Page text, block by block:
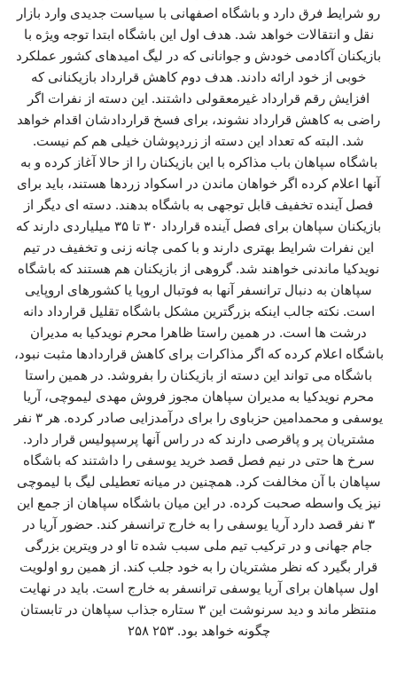
رو شرایط فرق دارد و باشگاه اصفهانی با سیاست جدیدی وارد بازار
نقل و انتقالات خواهد شد. هدف اول این باشگاه ابتدا توجه ویژه با
بازیکنان آکادمی خودش و جوانانی که در لیگ امیدهای کشور عملکرد
خوبی از خود ارائه دادند. هدف دوم کاهش قرارداد بازیکنانی که
افزایش رقم قرارداد غیرمعقولی داشتند. این دسته از نفرات اگر
راضی به کاهش قرارداد نشوند، برای فسخ قراردادشان اقدام خواهد
شد. البته که تعداد این دسته از زردپوشان خیلی هم کم نیست.
باشگاه سپاهان باب مذاکره با این بازیکنان را از حالا آغاز کرده و به
آنها اعلام کرده اگر خواهان ماندن در اسکواد زردها هستند، باید برای
فصل آینده تخفیف قابل توجهی به باشگاه بدهند. دسته ای دیگر از
بازیکنان سپاهان برای فصل آینده قرارداد ۳۰ تا ۳۵ میلیاردی دارند که
این نفرات شرایط بهتری دارند و با کمی چانه زنی و تخفیف در تیم
نویدکیا ماندنی خواهند شد. گروهی از بازیکنان هم هستند که باشگاه
سپاهان به دنبال ترانسفر آنها به فوتبال اروپا یا کشورهای اروپایی
است. نکته جالب اینکه بزرگترین مشکل باشگاه تقلیل قرارداد دانه
درشت ها است. در همین راستا ظاهرا محرم نویدکیا به مدیران
باشگاه اعلام کرده که اگر مذاکرات برای کاهش قراردادها مثبت نبود،
باشگاه می تواند این دسته از بازیکنان را بفروشد. در همین راستا
محرم نویدکیا به مدیران سپاهان مجوز فروش مهدی لیموچی، آریا
یوسفی و محمدامین حزباوی را برای درآمدزایی صادر کرده‌. هر ۳ نفر
مشتریان پر و پاقرصی دارند که در راس آنها پرسپولیس قرار دارد.
سرخ ها حتی در نیم فصل قصد خرید یوسفی را داشتند که باشگاه
سپاهان با آن مخالفت کرد. همچنین در میانه تعطیلی لیگ با لیموچی
نیز یک واسطه صحبت کرده. در این میان باشگاه سپاهان از جمع این
۳ نفر قصد دارد آریا یوسفی را به خارج ترانسفر کند. حضور آریا در
جام جهانی و در ترکیب تیم ملی سبب شده تا او در ویترین بزرگی
قرار بگیرد که نظر مشتریان را به خود جلب کند. از همین رو اولویت
اول سپاهان برای آریا یوسفی ترانسفر به خارج است. باید در نهایت
منتظر ماند و دید سرنوشت این ۳ ستاره جذاب سپاهان در تابستان
چگونه خواهد بود. ۲۵۳ ۲۵۸